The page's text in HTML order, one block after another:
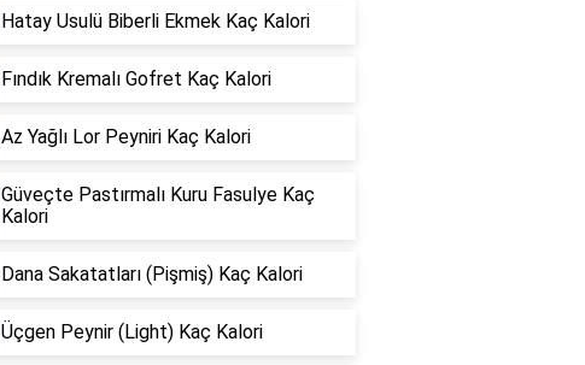
Hatay Usulü Biberli Ekmek Kaç Kalori
Fındık Kremalı Gofret Kaç Kalori
Az Yağlı Lor Peyniri Kaç Kalori
Güveçte Pastırmalı Kuru Fasulye Kaç
Kalori
Dana Sakatatları (Pişmiş) Kaç Kalori
Üçgen Peynir (Light) Kaç Kalori